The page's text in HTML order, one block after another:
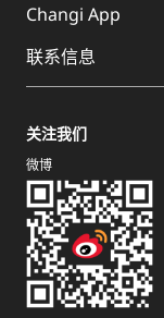
Changi App
联系信息
关注我们
微博